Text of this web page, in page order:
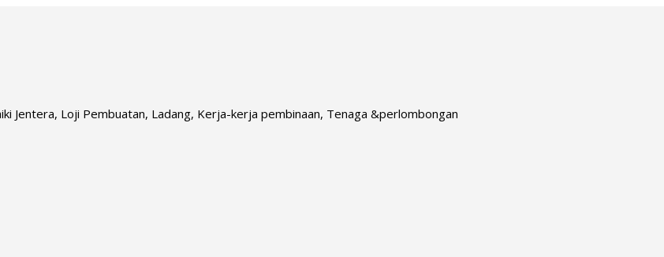
Jentera, Loji Pembuatan, Ladang, Kerja-kerja pembinaan, Tenaga &perlombongan